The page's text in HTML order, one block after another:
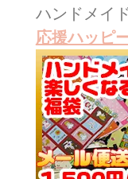
ハンドメイ
応援ハッピ